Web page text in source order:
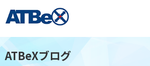
ATBeXブログ